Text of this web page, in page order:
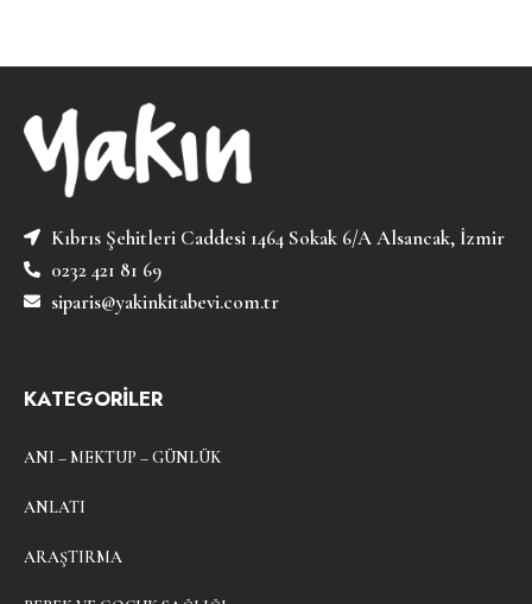
Kıbrıs Şehitleri Caddesi 1464 Sokak 6/A Alsancak, İzmir
0232 421 81 69
siparis@yakinkitabevi.com.tr
KATEGORİLER
ANI – MEKTUP – GÜNLÜK
ANLATI
ARAŞTIRMA